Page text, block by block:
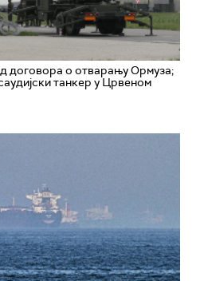
договора о отварању Ормуза;
танкер у Црвеном